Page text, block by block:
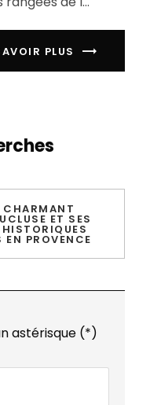
PLUS
CHARMANT
ET SES
EN PROVENCE
astérisque (*)